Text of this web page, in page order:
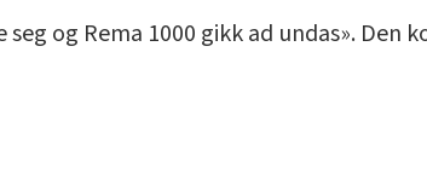
og Rema 1000 gikk ad undas». Den